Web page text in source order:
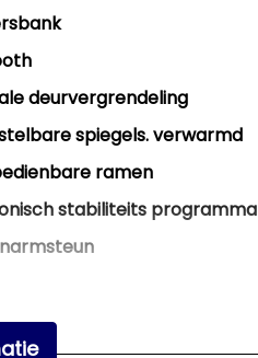
deurvergrendeling
spiegels. verwarmd
ramen
stabiliteits programma
aanwezig